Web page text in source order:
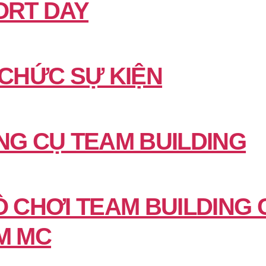
DAY
SỰ KIỆN
CỤ TEAM BUILDING
CHƠI TEAM BUILDING
MC